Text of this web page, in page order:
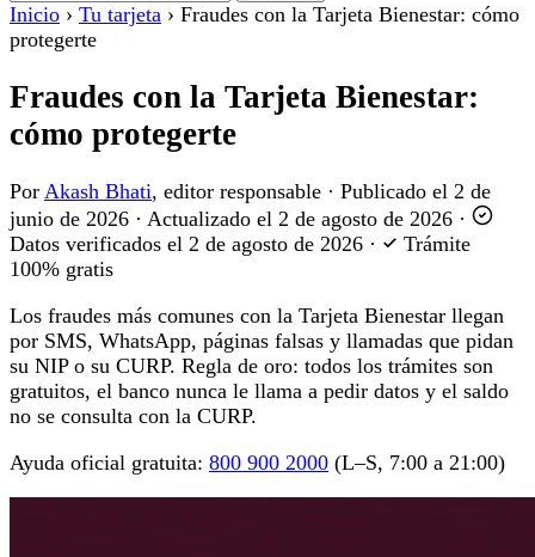
Inicio › Tu tarjeta › Fraudes con la Tarjeta Bienestar: cómo
protegerte
Fraudes con la Tarjeta Bienestar:
cómo protegerte
Por Akash Bhati, editor responsable · Publicado el 2 de
junio de 2026 · Actualizado el 2 de agosto de 2026 ·
Datos verificados el 2 de agosto de 2026 ·
Trámite
100% gratis
Los fraudes más comunes con la Tarjeta Bienestar llegan
por SMS, WhatsApp, páginas falsas y llamadas que pidan
su NIP o su CURP. Regla de oro: todos los trámites son
gratuitos, el banco nunca le llama a pedir datos y el saldo
no se consulta con la CURP.
Ayuda oficial gratuita: 800 900 2000 (L–S, 7:00 a 21:00)